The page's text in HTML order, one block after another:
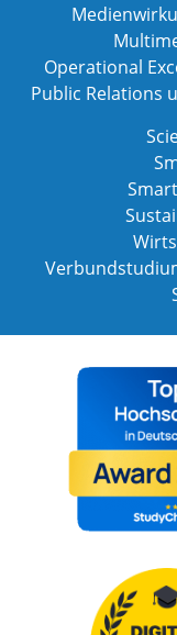
Operational
Public Relations